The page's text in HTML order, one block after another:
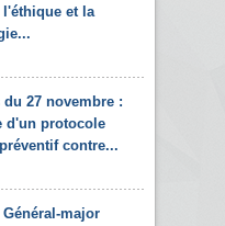
l'éthique et la
du 27 novembre :
d'un protocole
contre...
Général-major